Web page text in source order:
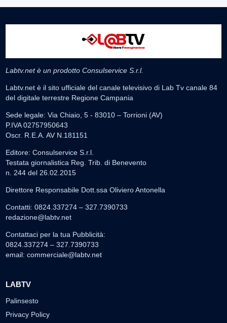
Labtv.net è un prodotto Consulservice S.r.l.
Labtv.net è il sito ufficiale del canale televisivo di Lab Tv canale 84
del digitale terrestre Regione Campania
Sede legale: Via Chiaio, 5 - 83010 – Torrioni (AV)
P.IVA 02757950643
Oscr. R.E.A. AV N.181151
Editore: Consulservice S.r.l.
Testata giornalistica Reg. Trib. di Benevento
n. 244 del 26.02.2015
Direttore Responsabile Dott.ssa Oliviero Antonella
Contatti: 0824.337274 – 327.7390733
redazione@labtv.net
Contattaci per la tua Pubblicità:
0824.337274 – 327.7390733
email: commerciale@labtv.net
LABTV
Palinsesto
Privacy Policy